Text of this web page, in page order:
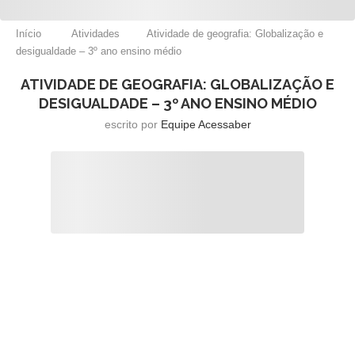
Início Atividades
Atividade de geografia: Globalização e
desigualdade – 3º ano ensino médio
ATIVIDADE DE GEOGRAFIA: GLOBALIZAÇÃO E
DESIGUALDADE – 3º ANO ENSINO MÉDIO
escrito por Equipe Acessaber